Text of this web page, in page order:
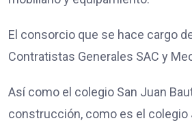
El consorcio que se hace cargo
Contratistas Generales SAC y
Así como el colegio San Juan
construcción, como es el colegio